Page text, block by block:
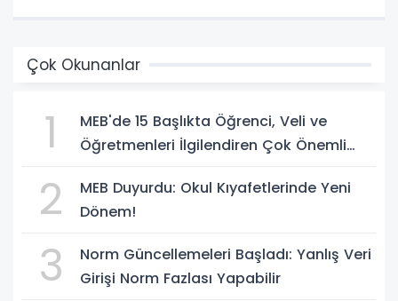
Çok Okunanlar
1
MEB'de 15 Başlıkta Öğrenci, Veli ve
Öğretmenleri İlgilendiren Çok Önemli
2
MEB Duyurdu: Okul Kıyafetlerinde Yeni
Dönem!
3
Norm Güncellemeleri Başladı: Yanlış Veri
Girişi Norm Fazlası Yapabilir